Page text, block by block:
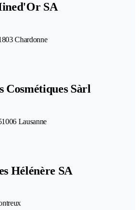
SA
Chardonne
Cosmétiques Sàrl
1006 Lausanne
Hélénère SA